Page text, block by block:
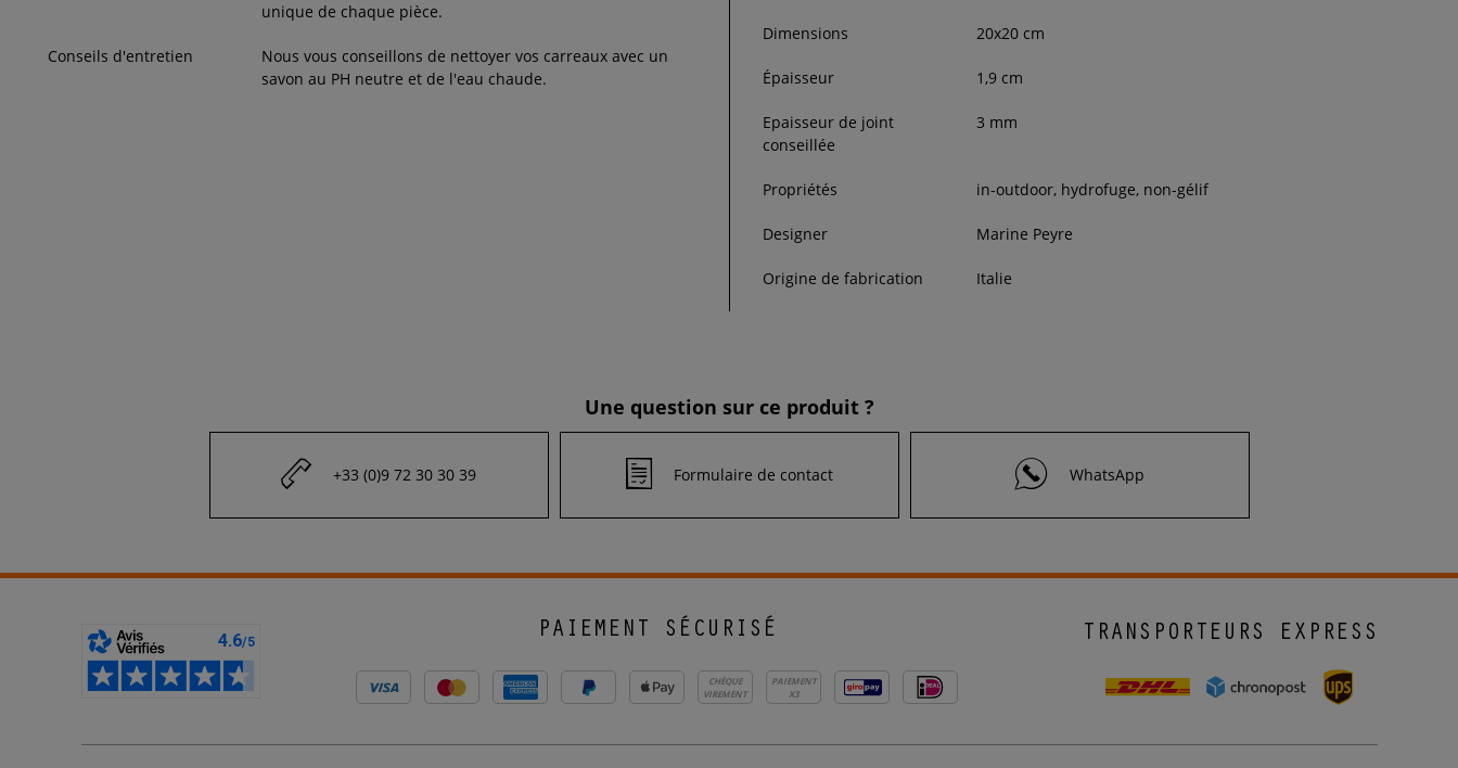
unique de chaque pièce.
Conseils d'entretien
Nous vous conseillons de nettoyer vos carreaux avec un
savon au PH neutre et de l'eau chaude.
Dimensions 20x20 cm
Épaisseur 1,9 cm
Epaisseur de joint
conseillée
3 mm
Propriétés in-outdoor, hydrofuge, non-gélif
Designer Marine Peyre
Origine de fabrication Italie
Une question sur ce produit ?
+33 (0)9 72 30 30 39 Formulaire de contact WhatsApp
PAIEMENT SÉCURISÉ
CHÈQUE
VIREMENT
PAIEMENT
X3
TRANSPORTEURS EXPRESS